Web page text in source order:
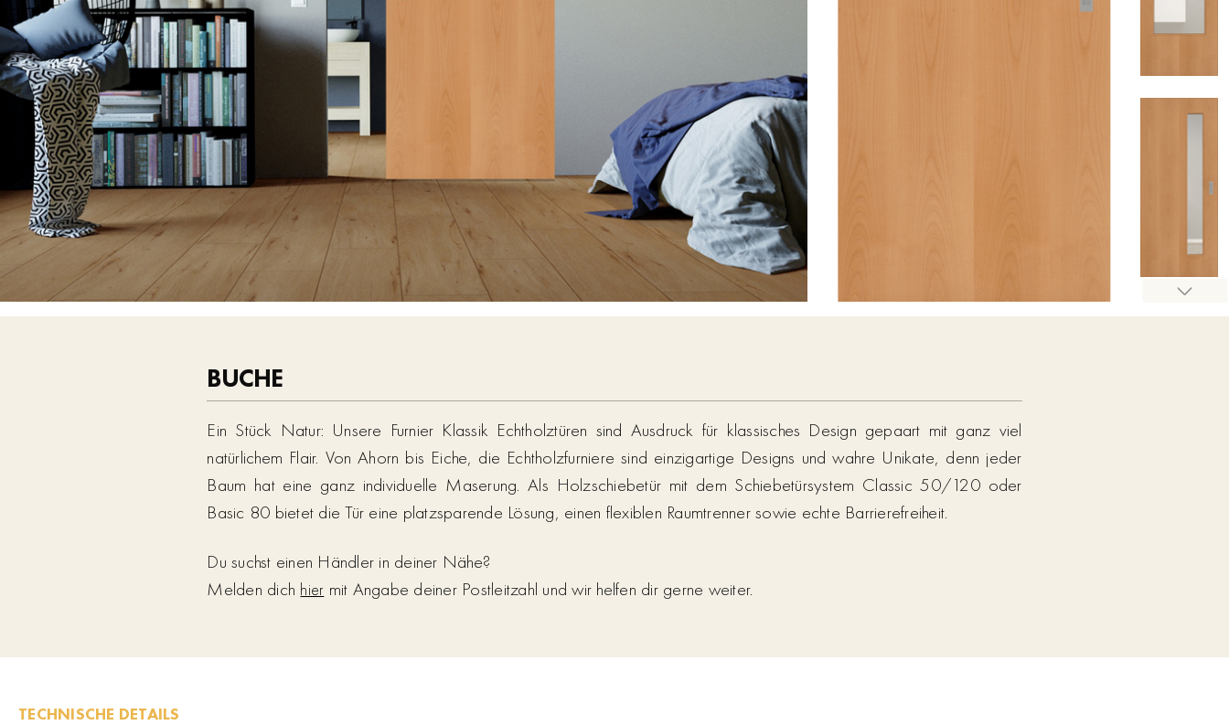
BUCHE
Ein Stück Natur: Unsere Furnier Klassik Echtholztüren sind Ausdruck für klassisches Design gepaart mit ganz viel
natürlichem Flair. Von Ahorn bis Eiche, die Echtholzfurniere sind einzigartige Designs und wahre Unikate, denn jeder
Baum hat eine ganz individuelle Maserung. Als Holzschiebetür mit dem Schiebetürsystem Classic 50/120 oder
Basic 80 bietet die Tür eine platzsparende Lösung, einen flexiblen Raumtrenner sowie echte Barrierefreiheit.
Du suchst einen Händler in deiner Nähe?
Melden dich hier mit Angabe deiner Postleitzahl und wir helfen dir gerne weiter.
TECHNISCHE DETAILS